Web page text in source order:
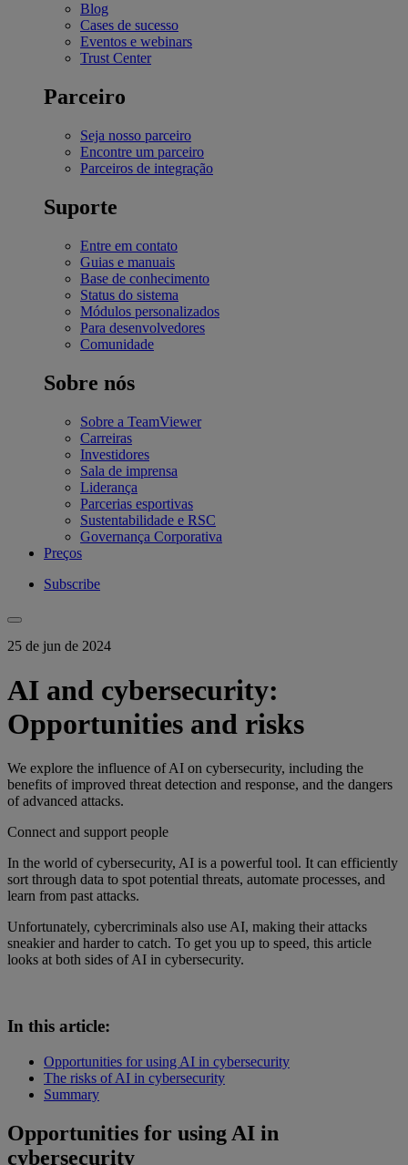
Blog
Cases de sucesso
Eventos e webinars
Trust Center
Parceiro
Seja nosso parceiro
Encontre um parceiro
Parceiros de integração
Suporte
Entre em contato
Guias e manuais
Base de conhecimento
Status do sistema
Módulos personalizados
Para desenvolvedores
Comunidade
Sobre nós
Sobre a TeamViewer
Carreiras
Investidores
Sala de imprensa
Liderança
Parcerias esportivas
Sustentabilidade e RSC
Governança Corporativa
Preços
Subscribe
25 de jun de 2024
AI and cybersecurity:
Opportunities and risks
We explore the influence of AI on cybersecurity, including the
benefits of improved threat detection and response, and the dangers
of advanced attacks.
Connect and support people
In the world of cybersecurity, AI is a powerful tool. It can efficiently
sort through data to spot potential threats, automate processes, and
learn from past attacks.
Unfortunately, cybercriminals also use AI, making their attacks
sneakier and harder to catch. To get you up to speed, this article
looks at both sides of AI in cybersecurity.
In this article:
Opportunities for using AI in cybersecurity
The risks of AI in cybersecurity
Summary
Opportunities for using AI in
cybersecurity